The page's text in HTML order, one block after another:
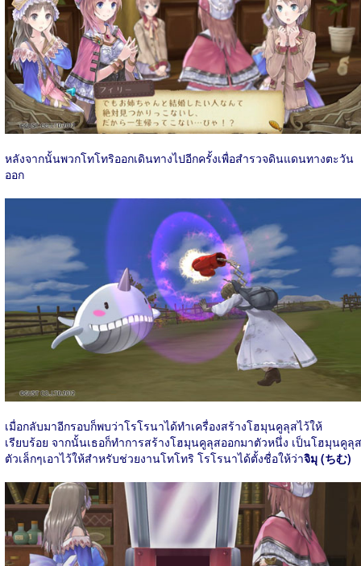
หลังจากนั้นพวกโทโทริออกเดินทางไปอีกครั้งเพื่อสำรวจดินแดนทางตะวัน
ออก
เมื่อกลับมาอีกรอบก็พบว่าโรโรนาได้ทำเครื่องสร้างโฮมุนคูลุสไว้ให้
เรียบร้อย จากนั้นเธอก็ทำการสร้างโฮมุนคูลุสออกมาตัวหนึ่ง เป็นโฮมุนคูลุส
ตัวเล็กๆเอาไว้ให้สำหรับช่วยงานโทโทริ โรโรนาได้ตั้งชื่อให้ว่าจิมุ (ちむ)